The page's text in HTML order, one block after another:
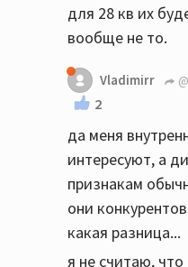
для 28 кв их
вообще не то.
Vladimirr
2
да меня
интересуют, а
признакам
они
какая разница...
я не считаю,